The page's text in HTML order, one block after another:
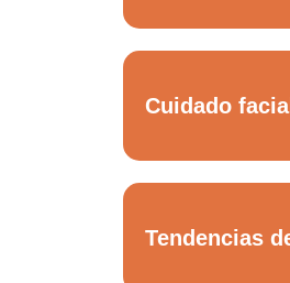
Cuidado facial
Tendencias